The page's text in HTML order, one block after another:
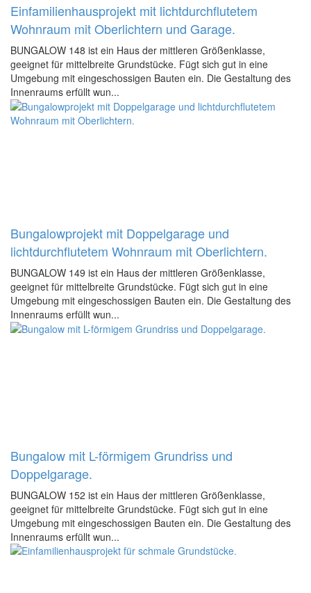
Einfamilienhausprojekt mit lichtdurchflutetem
Wohnraum mit Oberlichtern und Garage.
BUNGALOW 148 ist ein Haus der mittleren Größenklasse,
geeignet für mittelbreite Grundstücke. Fügt sich gut in eine
Umgebung mit eingeschossigen Bauten ein. Die Gestaltung des
Innenraums erfüllt wun...
Bungalowprojekt mit Doppelgarage und
lichtdurchflutetem Wohnraum mit Oberlichtern.
BUNGALOW 149 ist ein Haus der mittleren Größenklasse,
geeignet für mittelbreite Grundstücke. Fügt sich gut in eine
Umgebung mit eingeschossigen Bauten ein. Die Gestaltung des
Innenraums erfüllt wun...
Bungalow mit L-förmigem Grundriss und
Doppelgarage.
BUNGALOW 152 ist ein Haus der mittleren Größenklasse,
geeignet für mittelbreite Grundstücke. Fügt sich gut in eine
Umgebung mit eingeschossigen Bauten ein. Die Gestaltung des
Innenraums erfüllt wun...